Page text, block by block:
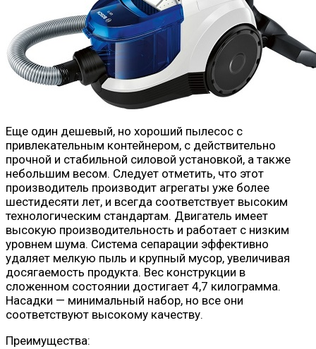
Еще один дешевый, но хороший пылесос с
привлекательным контейнером, с действительно
прочной и стабильной силовой установкой, а также
небольшим весом. Следует отметить, что этот
производитель производит агрегаты уже более
шестидесяти лет, и всегда соответствует высоким
технологическим стандартам. Двигатель имеет
высокую производительность и работает с низким
уровнем шума. Система сепарации эффективно
удаляет мелкую пыль и крупный мусор, увеличивая
досягаемость продукта. Вес конструкции в
сложенном состоянии достигает 4,7 килограмма.
Насадки — минимальный набор, но все они
соответствуют высокому качеству.
Преимущества: